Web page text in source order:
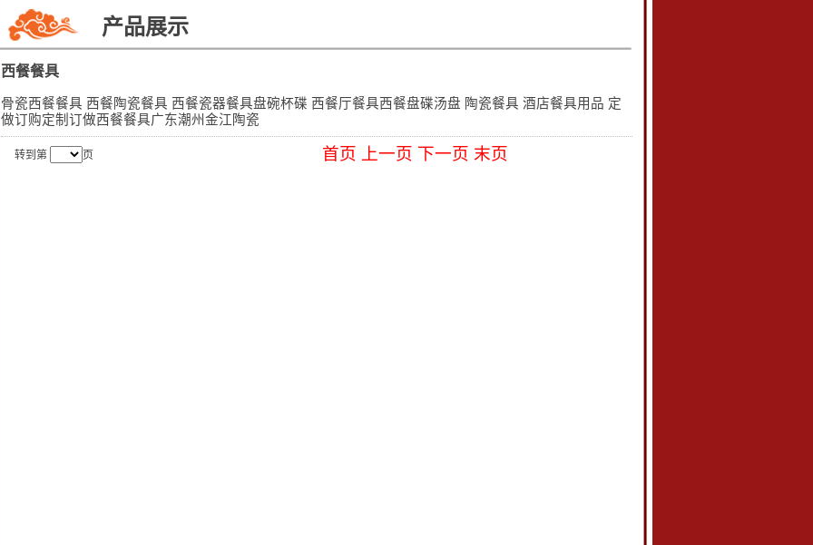
产品展示
西餐餐具
骨瓷西餐餐具 西餐陶瓷餐具 西餐瓷器餐具盘碗杯碟 西餐厅餐具西餐盘碟汤盘 陶瓷餐具 酒店餐具用品 定
做订购定制订做西餐餐具广东潮州金江陶瓷
转到第 页 首页 上一页 下一页 末页